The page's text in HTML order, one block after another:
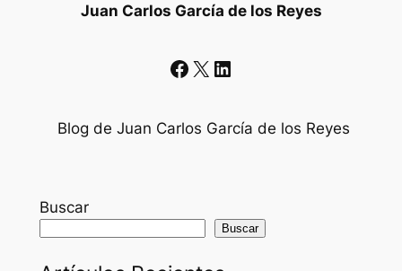
Juan Carlos García de los Reyes
Facebook X LinkedIn
Blog de Juan Carlos García de los Reyes
Buscar
Buscar